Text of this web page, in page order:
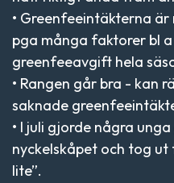
• Greenfeeintäkterna
pga många faktorer bl
greenfeeavgift hela
• Rangen går bra - kan
saknade
• I juli gjorde några
nyckelskåpet och tog
lite”.